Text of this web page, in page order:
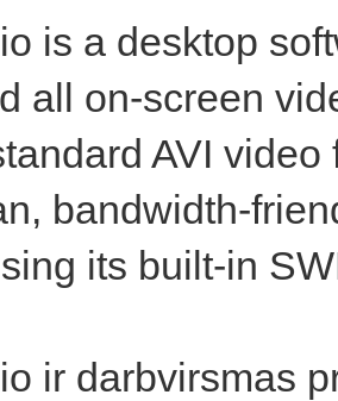
is a desktop
all on-screen
AVI
bandwidth-
its built-in
ir darbvirsmas